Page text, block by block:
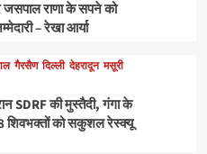
जसपाल राणा के सपने को
– रेखा आर्या
गैरसैण दिल्ली देहरादून मसूरी
SDRF की मुस्तैदी, गंगा के
शिवभक्तों को सकुशल रेस्क्यू